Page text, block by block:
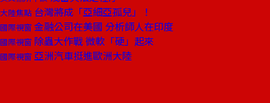
大陸焦點 台灣將成「亞細亞孤兒」！
國際視窗 金融公司在美國 分析師人在印度
國際視窗 除蟲大作戰 微軟「硬」起來
國際視窗 亞洲汽車挺進歐洲大陸